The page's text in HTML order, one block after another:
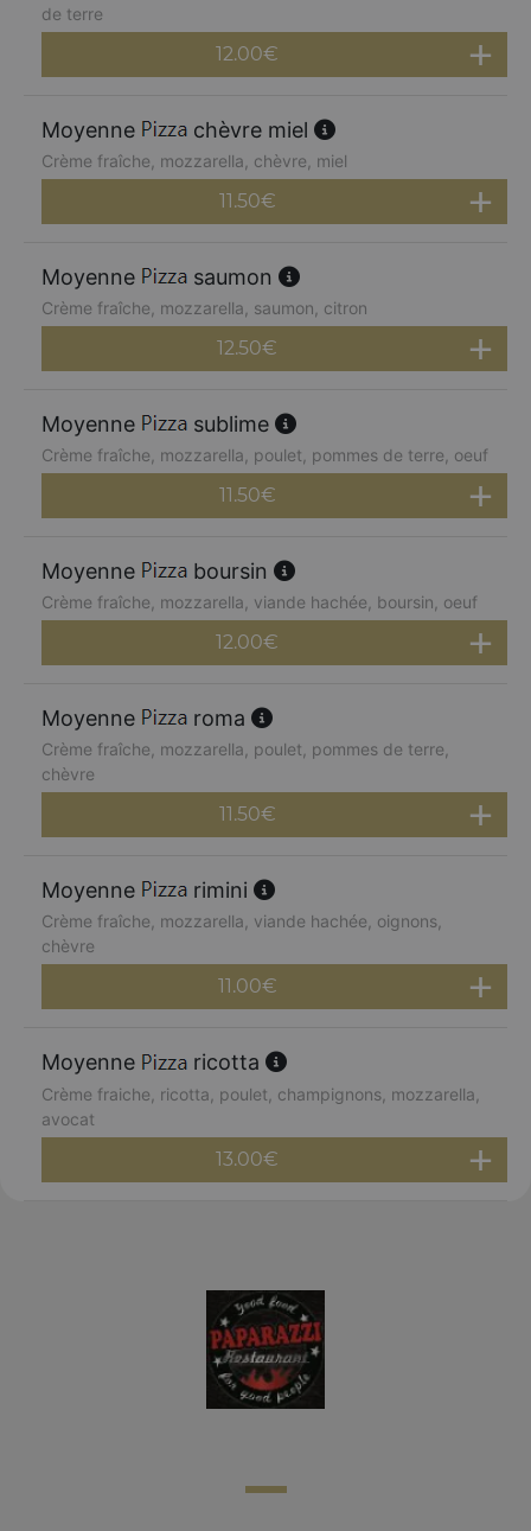
de terre
12.00€
Moyenne chèvre miel
Crème fraîche, mozzarella, chèvre, miel
11.50€
Moyenne saumon
Crème fraîche, mozzarella, saumon, citron
12.50€
Moyenne sublime
Crème fraîche, mozzarella, poulet, pommes de terre, oeuf
11.50€
Moyenne boursin
Crème fraîche, mozzarella, viande hachée, boursin, oeuf
12.00€
Moyenne roma
Crème fraîche, mozzarella, poulet, pommes de terre,
chèvre
11.50€
Moyenne rimini
Crème fraîche, mozzarella, viande hachée, oignons,
chèvre
11.00€
Moyenne ricotta
Crème fraiche, ricotta, poulet, champignons, mozzarella,
avocat
13.00€